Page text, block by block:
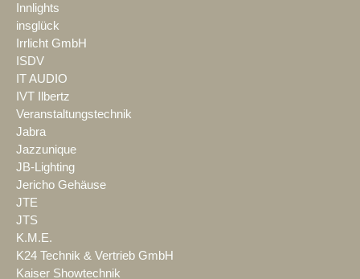
Innlights
insglück
Irrlicht GmbH
ISDV
IT AUDIO
IVT Ilbertz
Veranstaltungstechnik
Jabra
Jazzunique
JB-Lighting
Jericho Gehäuse
JTE
JTS
K.M.E.
K24 Technik & Vertrieb GmbH
Kaiser Showtechnik